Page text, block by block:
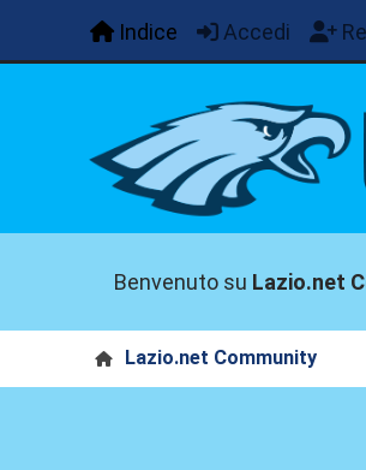
Indice Accedi
Benvenuto su Lazio.net
Lazio.net Community